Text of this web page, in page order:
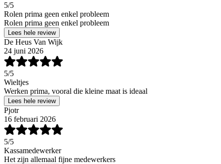
5/5
Rolen prima geen enkel probleem
Rolen prima geen enkel probleem
Lees hele review
De Heus Van Wijk
24 juni 2026
5/5
Wieltjes
Werken prima, vooral die kleine maat is ideaal
Lees hele review
Pjotr
16 februari 2026
5/5
Kassamedewerker
Het zijn allemaal fijne medewerkers